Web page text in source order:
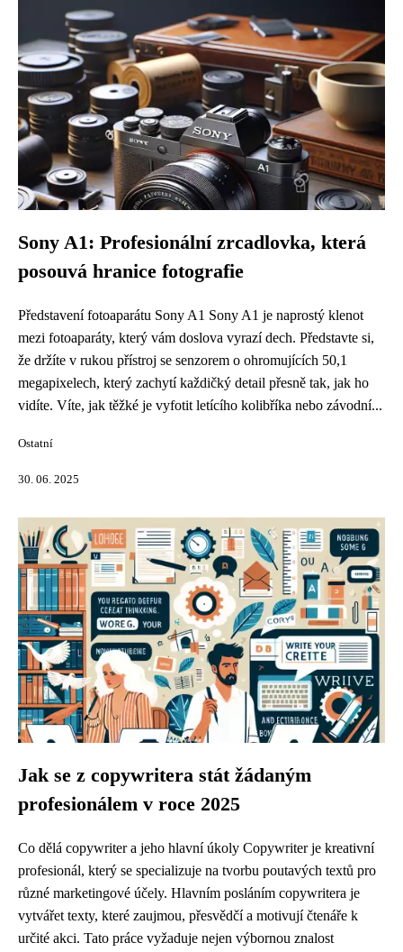
Sony A1: Profesionální zrcadlovka, která
posouvá hranice fotografie
Představení fotoaparátu Sony A1 Sony A1 je naprostý klenot
mezi fotoaparáty, který vám doslova vyrazí dech. Představte si,
že držíte v rukou přístroj se senzorem o ohromujících 50,1
megapixelech, který zachytí každičký detail přesně tak, jak ho
vidíte. Víte, jak těžké je vyfotit letícího kolibříka nebo závodní...
Ostatní
30. 06. 2025
Jak se z copywritera stát žádaným
profesionálem v roce 2025
Co dělá copywriter a jeho hlavní úkoly Copywriter je kreativní
profesionál, který se specializuje na tvorbu poutavých textů pro
různé marketingové účely. Hlavním posláním copywritera je
vytvářet texty, které zaujmou, přesvědčí a motivují čtenáře k
určité akci. Tato práce vyžaduje nejen výbornou znalost